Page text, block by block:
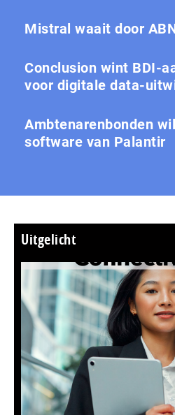
Mistral waait door
Conclusion wint BDI-
voor digitale data-
Ambtenarenbonden
software van Palantir
Uitgelicht